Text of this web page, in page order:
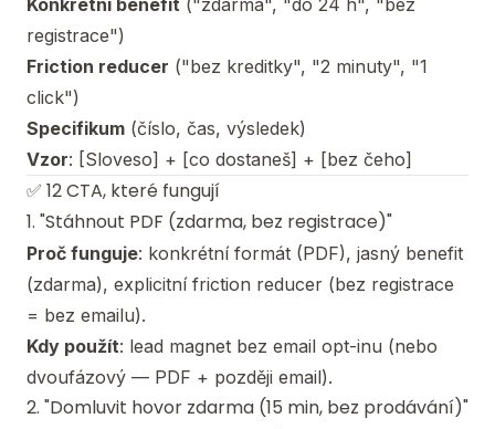
Konkrétní benefit ("zdarma", "do 24 h", "bez
registrace")
Friction reducer ("bez kreditky", "2 minuty", "1
click")
Specifikum (číslo, čas, výsledek)
Vzor: [Sloveso] + [co dostaneš] + [bez čeho]
✅ 12 CTA, které fungují
1. "Stáhnout PDF (zdarma, bez registrace)"
Proč funguje: konkrétní formát (PDF), jasný benefit
(zdarma), explicitní friction reducer (bez registrace
= bez emailu).
Kdy použít: lead magnet bez email opt-inu (nebo
dvoufázový — PDF + později email).
2. "Domluvit hovor zdarma (15 min, bez prodávání)"